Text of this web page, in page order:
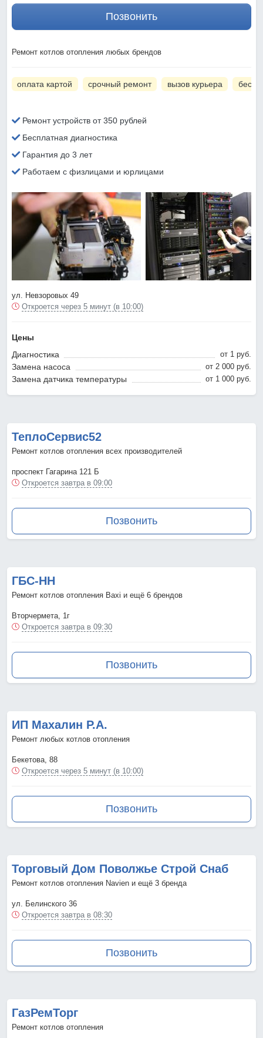
Позвонить
Ремонт котлов отопления любых брендов
оплата картой срочный ремонт вызов курьера
Ремонт устройств от 350 рублей
Бесплатная диагностика
Гарантия до 3 лет
Работаем с физлицами и юрлицами
ул. Невзоровых 49
Откроется через 5 минут (в 10:00)
Цены
Диагностика
от 1 pyб.
Замена насоса от 2 000 pyб.
Замена датчика температуры от 1 000 pyб.
ТеплоСервис52
Ремонт котлов отопления всех производителей
проспект Гагарина 121 Б
Откроется завтра в 09:00
Позвонить
ГБС-НН
Ремонт котлов отопления Baxi и ещё 6 брендов
Вторчермета, 1г
Откроется завтра в 09:30
Позвонить
ИП Махалин Р.А.
Ремонт любых котлов отопления
Бекетова, 88
Откроется через 5 минут (в 10:00)
Позвонить
Торговый Дом Поволжье Строй Снаб
Ремонт котлов отопления Navien и ещё 3 бренда
ул. Белинского 36
Откроется завтра в 08:30
Позвонить
ГазРемТорг
Ремонт котлов отопления